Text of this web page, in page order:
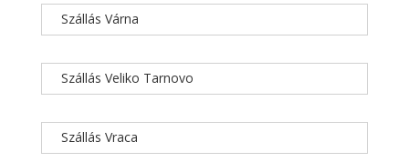
Szállás Várna
Szállás Veliko Tarnovo
Szállás Vraca